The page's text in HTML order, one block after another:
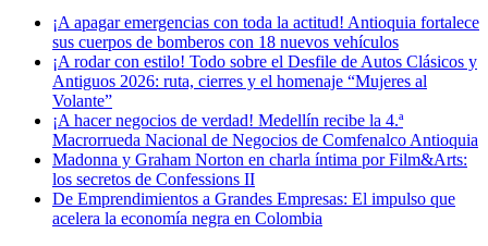
¡A apagar emergencias con toda la actitud! Antioquia fortalece
sus cuerpos de bomberos con 18 nuevos vehículos
¡A rodar con estilo! Todo sobre el Desfile de Autos Clásicos y
Antiguos 2026: ruta, cierres y el homenaje “Mujeres al
Volante”
¡A hacer negocios de verdad! Medellín recibe la 4.ª
Macrorrueda Nacional de Negocios de Comfenalco Antioquia
Madonna y Graham Norton en charla íntima por Film&Arts:
los secretos de Confessions II
De Emprendimientos a Grandes Empresas: El impulso que
acelera la economía negra en Colombia